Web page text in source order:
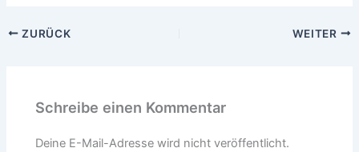
ZURÜCK WEITER
Schreibe einen Kommentar
Deine E-Mail-Adresse wird nicht veröffentlicht.